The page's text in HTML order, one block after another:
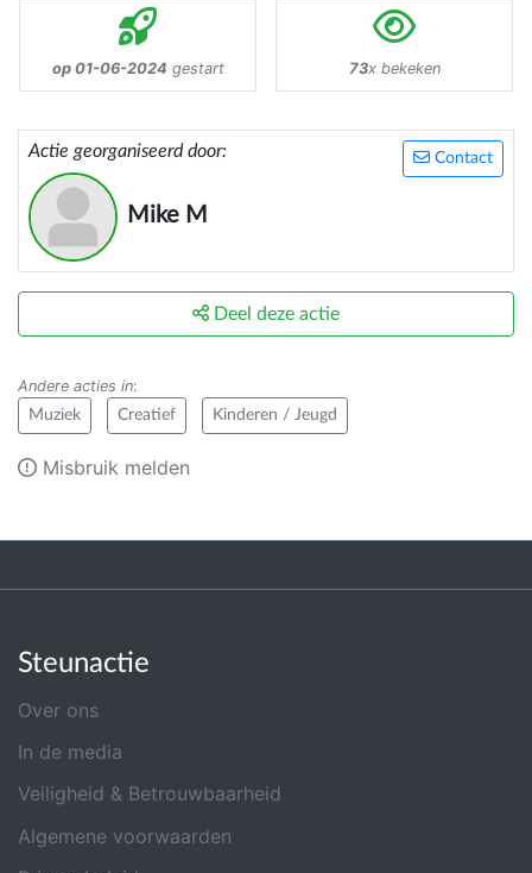
op 01-06-2024 gestart 73x bekeken
Contact
Actie georganiseerd door:
Mike M
Deel deze actie
Andere acties in:
Muziek Creatief Kinderen / Jeugd
Misbruik melden
Steunactie
Over ons
In de media
Veiligheid & Betrouwbaarheid
Algemene voorwaarden